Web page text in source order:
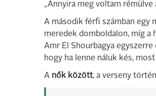
„Annyira meg voltam rémülve
A második férfi számban egy
meredek domboldalon, míg a
Amr El Shourbagya
hogy ha lenne náluk kés,
A nők között, a verseny